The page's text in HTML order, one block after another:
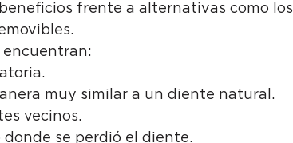
frente a alternativas como los
encuentran:
muy similar a un diente natural.
vecinos.
se perdió el diente.